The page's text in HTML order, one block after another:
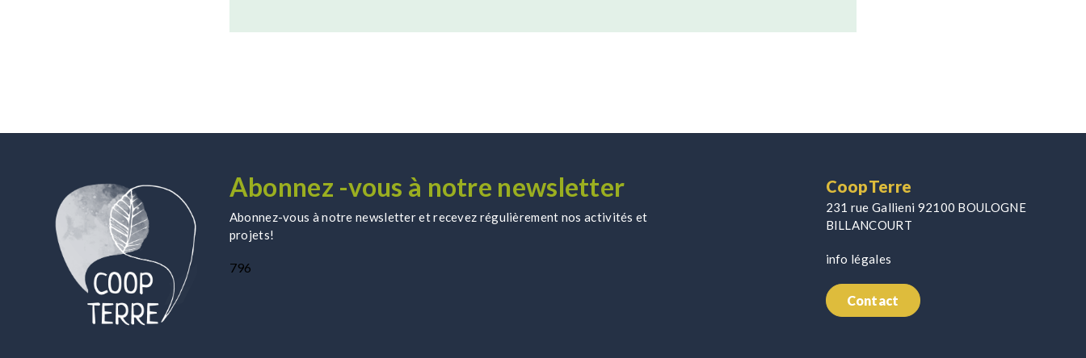
Abonnez -vous à notre newsletter
Abonnez-vous à notre newsletter et recevez régulièrement nos activités et
projets!
796
CoopTerre
231 rue Gallieni 92100 BOULOGNE
BILLANCOURT
info légales
Contact